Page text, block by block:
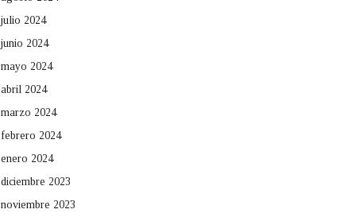
julio 2024
junio 2024
mayo 2024
abril 2024
marzo 2024
febrero 2024
enero 2024
diciembre 2023
noviembre 2023